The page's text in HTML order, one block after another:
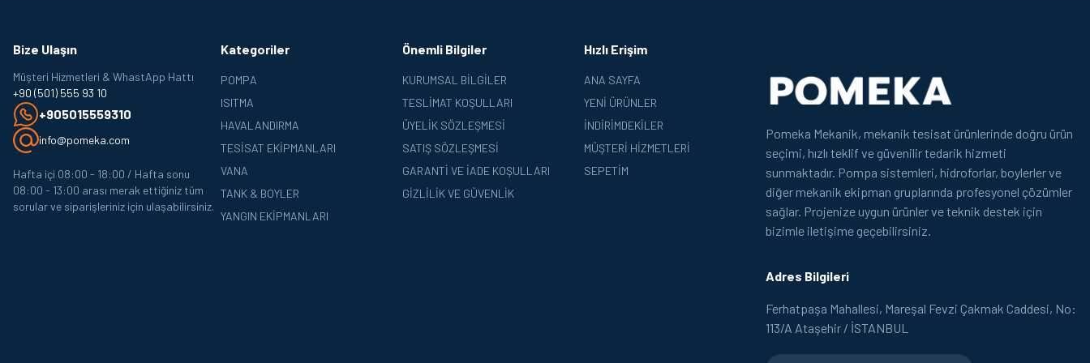
Bize Ulaşın
Müşteri Hizmetleri & WhastApp Hattı
+90 (501) 555 93 10
+905015559310
info@pomeka.com
Hafta içi 08:00 - 18:00 / Hafta sonu
08:00 - 13:00 arası merak ettiğiniz tüm
sorular ve siparişleriniz için ulaşabilirsiniz.
Kategoriler
POMPA
ISITMA
HAVALANDIRMA
TESISAT EKIPMANLARI
VANA
TANK & BOYLER
YANGIN EKIPMANLARI
Önemli Bilgiler
KURUMSAL BILGILER
TESLIMAT KOŞULLARI
ÜYELIK SÖZLEŞMESI
SATIŞ SÖZLEŞMESI
GARANTI VE İADE KOŞULLARI
GIZLILIK VE GÜVENLIK
Hızlı Erişim
ANA SAYFA
YENI ÜRÜNLER
İNDIRIMDEKILER
MÜŞTERI HIZMETLERI
SEPETIM
Pomeka Mekanik, mekanik tesisat ürünlerinde doğru ürün
seçimi, hızlı teklif ve güvenilir tedarik hizmeti
sunmaktadır. Pompa sistemleri, hidroforlar, boylerler ve
diğer mekanik ekipman gruplarında profesyonel çözümler
sağlar. Projenize uygun ürünler ve teknik destek için
bizimle iletişime geçebilirsiniz.
Adres Bilgileri
Ferhatpaşa Mahallesi, Mareşal Fevzi Çakmak Caddesi, No:
113/A Ataşehir / İSTANBUL